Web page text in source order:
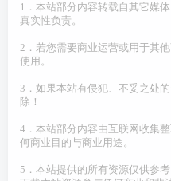
1．本站部分内容转载自其它媒
真实性负责。
2．若您需要商业运营或用于其
使用。
3．如果本站有侵犯、不妥之处
除！
4．本站部分内容由互联网收集
何商业目的与商业用途。
5．本站提供的所有资源仅供参